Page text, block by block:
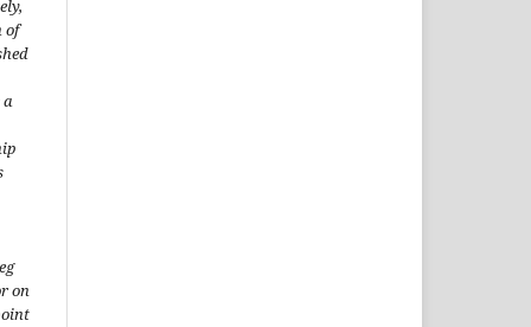
of
a
on